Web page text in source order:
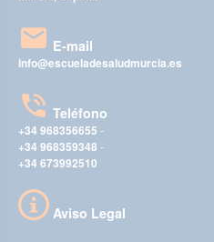
E-mail
info@escueladesaludmurcia.es
Teléfono
+34 968356655 -
+34 968359348 -
+34 673992510
Aviso Legal